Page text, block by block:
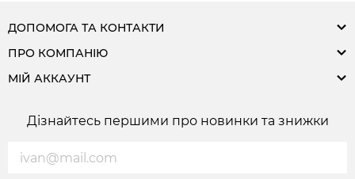
ДОПОМОГА ТА КОНТАКТИ
ПРО КОМПАНІЮ
МІЙ АККАУНТ
Дізнайтесь першими про новинки та знижки